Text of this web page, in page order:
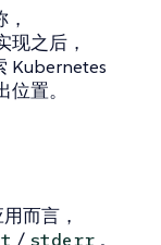
现之后，
Kubernetes
置。
而言，
/ stderr 。